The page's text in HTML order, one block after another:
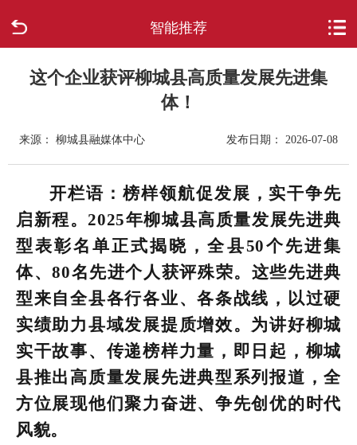
智能推荐
走进柳城
政府信息公开
网上办事
互动回应
数据专题
这个企业获评柳城县高质量发展先进集
体！
来源： 柳城县融媒体中心 发布日期： 2026-07-08
开栏语：榜样领航促发展，实干争先
启新程。2025年柳城县高质量发展先进典
型表彰名单正式揭晓，全县50个先进集
体、80名先进个人获评殊荣。这些先进典
型来自全县各行各业、各条战线，以过硬
实绩助力县域发展提质增效。为讲好柳城
实干故事、传递榜样力量，即日起，柳城
县推出高质量发展先进典型系列报道，全
方位展现他们聚力奋进、争先创优的时代
风貌。